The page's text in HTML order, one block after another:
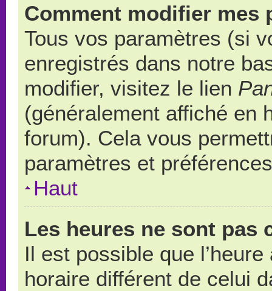
Comment modifier mes
Tous vos paramètres (si
enregistrés dans notre
modifier, visitez le lien
(généralement affiché en
forum). Cela vous
paramètres et
Haut
Les heures ne sont pas
Il est possible que
horaire différent de celui